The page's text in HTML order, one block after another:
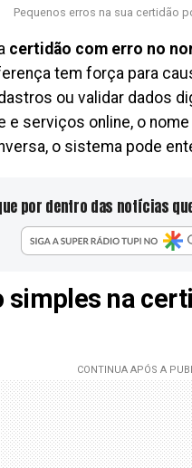
Pequenos erros na sua certidão
certidão com erro no
tem força para
ou validar dados
e serviços online, o
o sistema pode
por dentro das notícias
simples na